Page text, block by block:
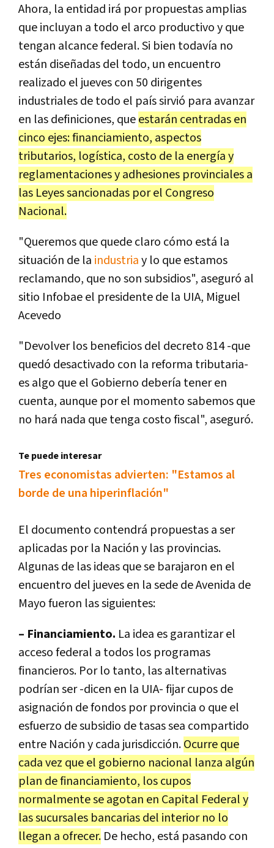
Ahora, la entidad irá por propuestas amplias
que incluyan a todo el arco productivo y que
tengan alcance federal. Si bien todavía no
están diseñadas del todo, un encuentro
realizado el jueves con 50 dirigentes
industriales de todo el país sirvió para avanzar
en las definiciones, queestarán centradas en
cinco ejes: financiamiento, aspectos
tributarios, logística, costo de la energía y
reglamentaciones y adhesiones provinciales a
las Leyes sancionadas por el Congreso
Nacional.
"Queremos que quede claro cómo está la
situación de la industriay lo que estamos
reclamando, que no son subsidios", aseguró al
sitio Infobae el presidente de la UIA, Miguel
Acevedo
"Devolver los beneficios del decreto 814 -que
quedó desactivado con la reforma tributaria-
es algo que el Gobierno debería tener en
cuenta, aunque por el momento sabemos que
no hará nada que tenga costo fiscal", aseguró.
Te puede interesar
Tres economistas advierten: "Estamos al
borde de una hiperinflación"
El documento contendrá propuestas a ser
aplicadas por la Nación y las provincias.
Algunas de las ideas que se barajaron en el
encuentro del jueves en la sede de Avenida de
Mayo fueron las siguientes:
– Financiamiento. La idea es garantizar el
acceso federal a todos los programas
financieros. Por lo tanto, las alternativas
podrían ser -dicen en la UIA- fijar cupos de
asignación de fondos por provincia o que el
esfuerzo de subsidio de tasas sea compartido
entre Nación y cada jurisdicción.Ocurre que
cada vez que el gobierno nacional lanza algún
plan de financiamiento, los cupos
normalmente se agotan en Capital Federal y
las sucursales bancarias del interior no lo
llegan a ofrecer. De hecho, está pasando con